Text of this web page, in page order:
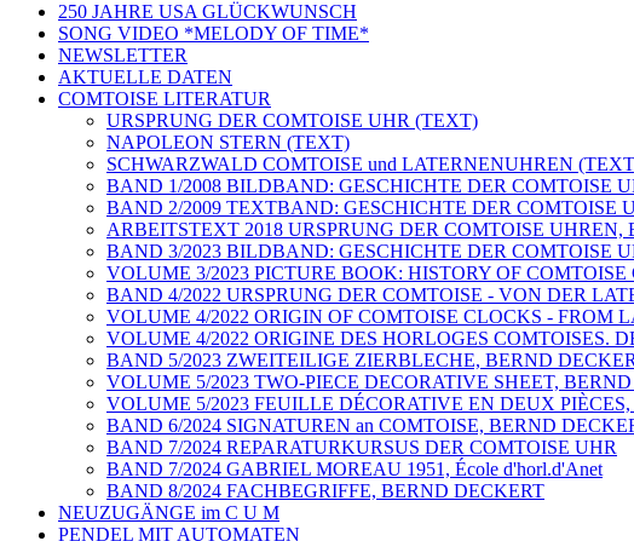
250 JAHRE USA GLÜCKWUNSCH
SONG VIDEO *MELODY OF TIME*
NEWSLETTER
AKTUELLE DATEN
COMTOISE LITERATUR
URSPRUNG DER COMTOISE UHR (TEXT)
NAPOLEON STERN (TEXT)
SCHWARZWALD COMTOISE und LATERNENUHREN
BAND 1/2008 BILDBAND: GESCHICHTE DER COMTOISE
BAND 2/2009 TEXTBAND: GESCHICHTE DER COMTOISE
ARBEITSTEXT 2018 URSPRUNG DER COMTOISE UHREN,
BAND 3/2023 BILDBAND: GESCHICHTE DER COMTOISE
VOLUME 3/2023 PICTURE BOOK: HISTORY OF
BAND 4/2022 URSPRUNG DER COMTOISE - VON DER
VOLUME 4/2022 ORIGIN OF COMTOISE CLOCKS - FROM
VOLUME 4/2022 ORIGINE DES HORLOGES COMTOISES.
BAND 5/2023 ZWEITEILIGE ZIERBLECHE, BERND
VOLUME 5/2023 TWO-PIECE DECORATIVE SHEET,
VOLUME 5/2023 FEUILLE DÉCORATIVE EN DEUX
BAND 6/2024 SIGNATUREN an COMTOISE, BERND
BAND 7/2024 REPARATURKURSUS DER COMTOISE UHR
BAND 7/2024 GABRIEL MOREAU 1951, École d'horl.d'Anet
BAND 8/2024 FACHBEGRIFFE, BERND DECKERT
NEUZUGÄNGE im C U M
PENDEL MIT AUTOMATEN